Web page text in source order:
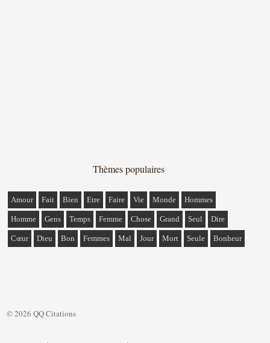
Thèmes populaires
Amour Fait Bien Etre Faire Vie Monde Hommes
Homme Gens Temps Femme Chose Grand Seul Dire
Cœur Dieu Bon Femmes Mal Jour Mort Seule Bonheur
© 2026 QQ Citations